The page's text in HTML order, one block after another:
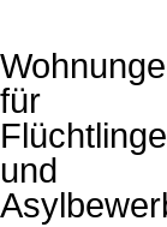
für
Flüchtlinge
und